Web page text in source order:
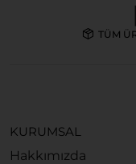
TÜM
KURUMSAL
Hakkımızda